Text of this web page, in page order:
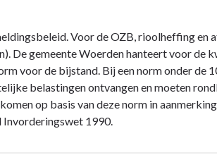
Voor de OZB, rioolheffing en
De gemeente Woerden hanteert voor de
voor de bijstand. Bij een norm onder de
belastingen ontvangen en moeten
op basis van deze norm in
Invorderingswet 1990.